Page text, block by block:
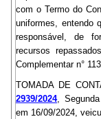
com o Termo do
uniformes, entendo
responsável, de
recursos
Complementar n°
TOMADA DE
2939/2024,
em 16/09/2024,